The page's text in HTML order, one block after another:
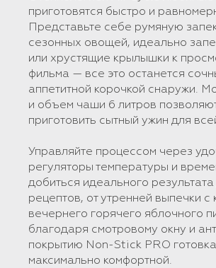
приготовятся быстро и
Представьте себе румяную
сезонных овощей, идеально
или хрустящие крылышки к
фильма — все это останется
аппетитной корочкой снаружи.
и объем чаши 6 литров
приготовить сытный ужин для
Управляйте процессом через
регуляторы температуры и
добиться идеального
рецептов, от утренней выпечки с
вечернего горячего яблочного
благодаря смотровому окну и
покрытию Non-Stick PRO
максимально комфортной.